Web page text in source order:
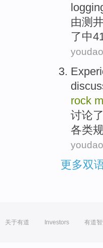
由测井
了中
youdao
rock
讨论了
各类
youdao
更多双
关于有道 Investors 有道